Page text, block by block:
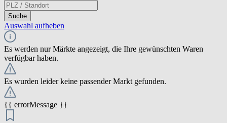
Suche
Auswahl aufheben
Es werden nur Märkte angezeigt, die Ihre gewünschten Waren
verfügbar haben.
Es wurden leider keine passender Markt gefunden.
{{ errorMessage }}